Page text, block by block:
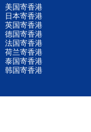
美国寄香港
日本寄香港
英国寄香港
德国寄香港
法国寄香港
荷兰寄香港
泰国寄香港
韩国寄香港